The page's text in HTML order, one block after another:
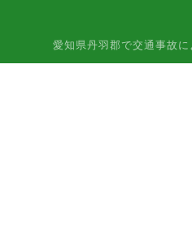
愛知県丹羽郡で交通事故